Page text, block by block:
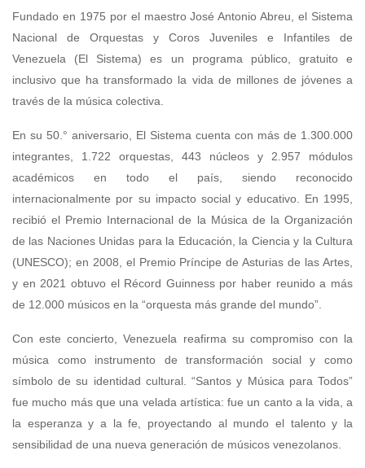
Fundado en 1975 por el maestro José Antonio Abreu, el Sistema
Nacional de Orquestas y Coros Juveniles e Infantiles de
Venezuela (El Sistema) es un programa público, gratuito e
inclusivo que ha transformado la vida de millones de jóvenes a
través de la música colectiva.
En su 50.° aniversario, El Sistema cuenta con más de 1.300.000
integrantes, 1.722 orquestas, 443 núcleos y 2.957 módulos
académicos en todo el país, siendo reconocido
internacionalmente por su impacto social y educativo. En 1995,
recibió el Premio Internacional de la Música de la Organización
de las Naciones Unidas para la Educación, la Ciencia y la Cultura
(UNESCO); en 2008, el Premio Príncipe de Asturias de las Artes,
y en 2021 obtuvo el Récord Guinness por haber reunido a más
de 12.000 músicos en la “orquesta más grande del mundo”.
Con este concierto, Venezuela reafirma su compromiso con la
música como instrumento de transformación social y como
símbolo de su identidad cultural. “Santos y Música para Todos”
fue mucho más que una velada artística: fue un canto a la vida, a
la esperanza y a la fe, proyectando al mundo el talento y la
sensibilidad de una nueva generación de músicos venezolanos.